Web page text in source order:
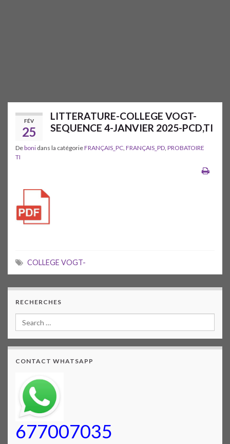
FÉV
25
LITTERATURE-COLLEGE VOGT-
SEQUENCE 4-JANVIER 2025-PCD,TI
Deboni dans la catégorieFRANÇAIS_PC, FRANÇAIS_PD, PROBATOIRE
TI
COLLEGE VOGT-
RECHERCHES
CONTACT WHATSAPP
677007035